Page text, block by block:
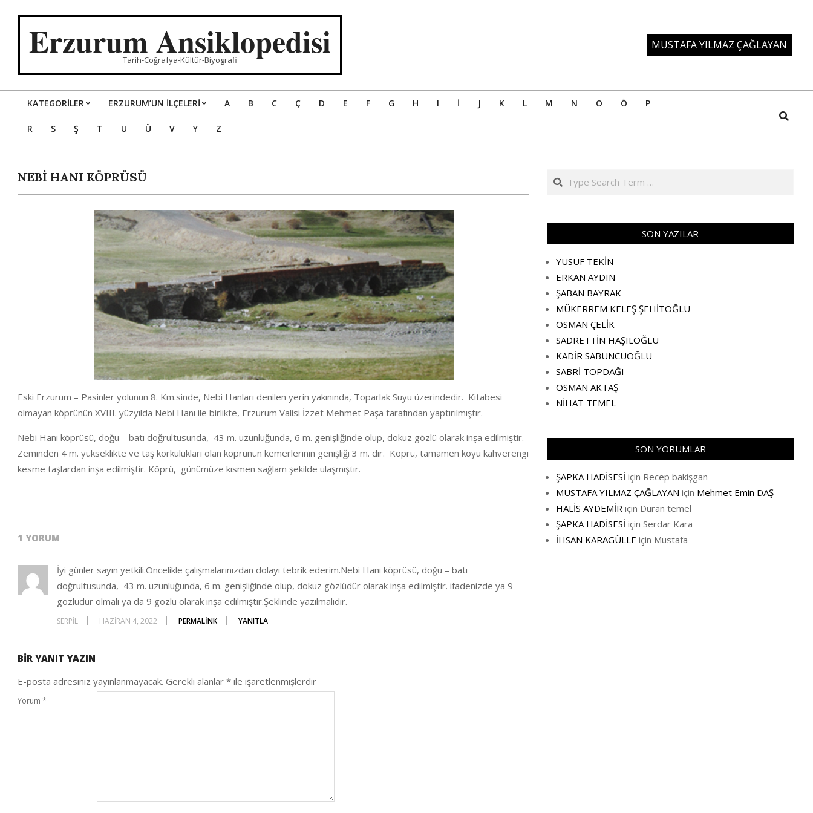
Erzurum Ansiklopedisi
Tarih-Coğrafya-Kültür-Biyografi
MUSTAFA YILMAZ ÇAĞLAYAN
Primary
Navigation
KATEGORILER ERZURUM’UN İLÇELERİ A B C Ç D E F G H I İ J K L M N O Ö P
R S Ş T U Ü V Y Z
Search
NEBİ HANI KÖPRÜSÜ
Eski Erzurum – Pasinler yolunun 8. Km.sinde, Nebi Hanları denilen yerin yakınında, Toparlak Suyu üzerindedir. Kitabesi
olmayan köprünün XVIII. yüzyılda Nebi Hanı ile birlikte, Erzurum Valisi İzzet Mehmet Paşa tarafından yaptırılmıştır.
Nebi Hanı köprüsü, doğu – batı doğrultusunda, 43 m. uzunluğunda, 6 m. genişliğinde olup, dokuz gözlü olarak inşa edilmiştir.
Zeminden 4 m. yükseklikte ve taş korkulukları olan köprünün kemerlerinin genişliği 3 m. dir. Köprü, tamamen koyu kahverengi
kesme taşlardan inşa edilmiştir. Köprü, günümüze kısmen sağlam şekilde ulaşmıştır.
30
1 YORUM
İyi günler sayın yetkili.Öncelikle çalışmalarınızdan dolayı tebrik ederim.Nebi Hanı köprüsü, doğu – batı
doğrultusunda, 43 m. uzunluğunda, 6 m. genişliğinde olup, dokuz gözlüdür olarak inşa edilmiştir. ifadenizde ya 9
gözlüdür olmalı ya da 9 gözlü olarak inşa edilmiştir.Şeklinde yazılmalıdır.
SERPIL HAZIRAN 4, 2022 PERMALINK YANITLA
BIR YANIT YAZIN
E-posta adresiniz yayınlanmayacak. Gerekli alanlar * ile işaretlenmişlerdir
Yorum *
Search
SON YAZILAR
YUSUF TEKİN
ERKAN AYDIN
ŞABAN BAYRAK
MÜKERREM KELEŞ ŞEHİTOĞLU
OSMAN ÇELİK
SADRETTİN HAŞILOĞLU
KADİR SABUNCUOĞLU
SABRİ TOPDAĞI
OSMAN AKTAŞ
NİHAT TEMEL
SON YORUMLAR
ŞAPKA HADİSESİ için Recep bakişgan
MUSTAFA YILMAZ ÇAĞLAYAN için Mehmet Emin DAŞ
HALİS AYDEMİR için Duran temel
ŞAPKA HADİSESİ için Serdar Kara
İHSAN KARAGÜLLE için Mustafa